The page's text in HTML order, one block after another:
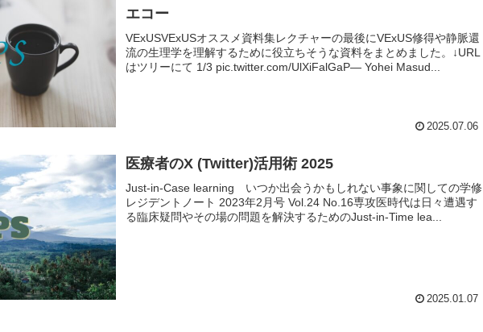
エコー
VExUSVExUSオススメ資料集レクチャーの最後にVExUS修得や静脈還
流の生理学を理解するために役立ちそうな資料をまとめました。↓URL
はツリーにて 1/3 pic.twitter.com/UlXiFalGaP— Yohei Masud...
2025.07.06
医療者のX (Twitter)活用術 2025
Just-in-Case learning いつか出会うかもしれない事象に関しての学修
レジデントノート 2023年2月号 Vol.24 No.16専攻医時代は日々遭遇す
る臨床疑問やその場の問題を解決するためのJust-in-Time lea...
2025.01.07